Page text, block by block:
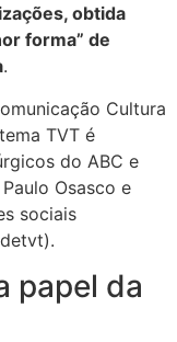
obtida
forma” de
.
Cultura
TVT é
do ABC e
Osasco e
sociais
papel da